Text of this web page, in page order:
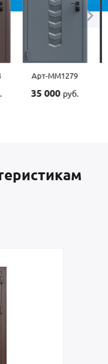
Арт-ММ1570
45 000руб.